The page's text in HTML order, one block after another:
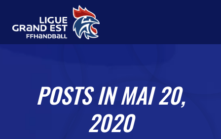
POSTS IN MAI 20,
2020